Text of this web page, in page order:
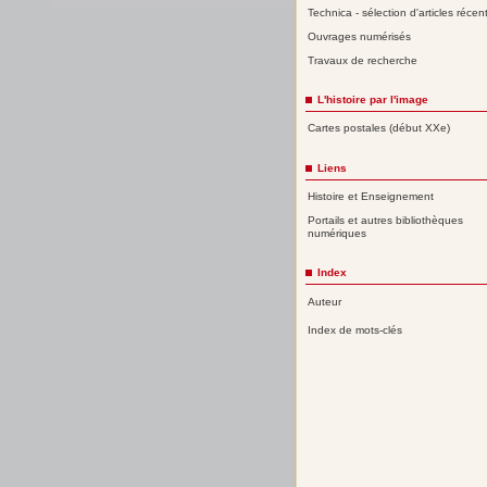
Technica - sélection d'articles
Ouvrages numérisés
Travaux de recherche
L'histoire par l'image
Cartes postales (début XXe)
Liens
Histoire et Enseignement
Portails et autres bibliothèques
numériques
Index
Auteur
Index de mots-clés